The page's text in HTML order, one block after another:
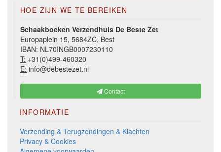
HOE ZIJN WE TE BEREIKEN
Schaakboeken Verzendhuis De Beste Zet
Europaplein 15, 5684ZC, Best
IBAN: NL70INGB0007230110
T: +31(0)499-460320
E: info@debestezet.nl
Contact
INFORMATIE
Verzending & Terugzendingen & Klachten
Privacy & Cookies